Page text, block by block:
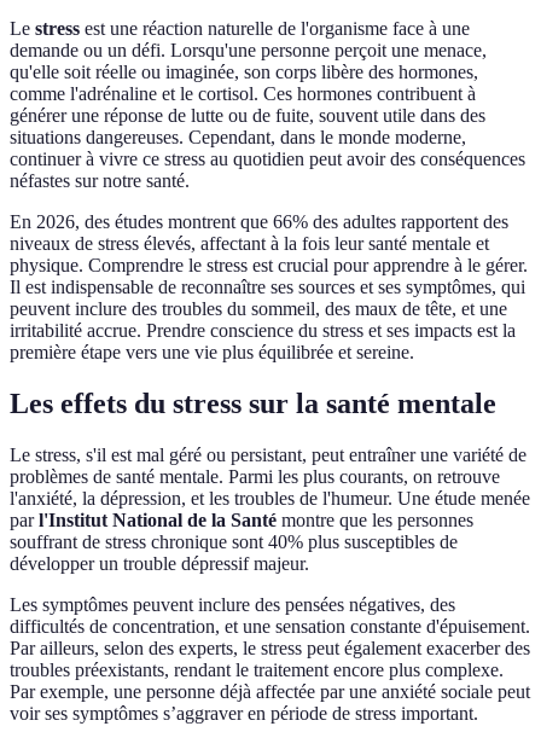
Le stress est une réaction naturelle de l'organisme face à une
demande ou un défi. Lorsqu'une personne perçoit une menace,
qu'elle soit réelle ou imaginée, son corps libère des hormones,
comme l'adrénaline et le cortisol. Ces hormones contribuent à
générer une réponse de lutte ou de fuite, souvent utile dans des
situations dangereuses. Cependant, dans le monde moderne,
continuer à vivre ce stress au quotidien peut avoir des conséquences
néfastes sur notre santé.
En 2026, des études montrent que 66% des adultes rapportent des
niveaux de stress élevés, affectant à la fois leur santé mentale et
physique. Comprendre le stress est crucial pour apprendre à le gérer.
Il est indispensable de reconnaître ses sources et ses symptômes, qui
peuvent inclure des troubles du sommeil, des maux de tête, et une
irritabilité accrue. Prendre conscience du stress et ses impacts est la
première étape vers une vie plus équilibrée et sereine.
Les effets du stress sur la santé mentale
Le stress, s'il est mal géré ou persistant, peut entraîner une variété de
problèmes de santé mentale. Parmi les plus courants, on retrouve
l'anxiété, la dépression, et les troubles de l'humeur. Une étude menée
parl'Institut National de la Santé montre que les personnes
souffrant de stress chronique sont 40% plus susceptibles de
développer un trouble dépressif majeur.
Les symptômes peuvent inclure des pensées négatives, des
difficultés de concentration, et une sensation constante d'épuisement.
Par ailleurs, selon des experts, le stress peut également exacerber des
troubles préexistants, rendant le traitement encore plus complexe.
Par exemple, une personne déjà affectée par une anxiété sociale peut
voir ses symptômes s’aggraver en période de stress important.